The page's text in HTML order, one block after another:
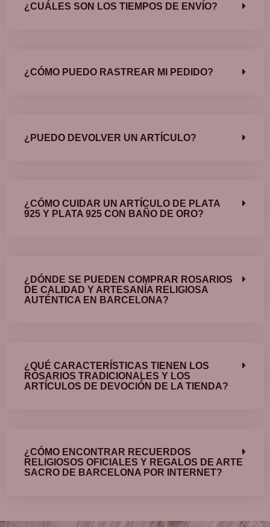
¿CUÁLES SON LOS TIEMPOS DE ENVÍO?
¿CÓMO PUEDO RASTREAR MI PEDIDO?
¿PUEDO DEVOLVER UN ARTÍCULO?
¿CÓMO CUIDAR UN ARTÍCULO DE PLATA
925 Y PLATA 925 CON BAÑO DE ORO?
¿DÓNDE SE PUEDEN COMPRAR ROSARIOS
DE CALIDAD Y ARTESANÍA RELIGIOSA
AUTÉNTICA EN BARCELONA?
¿QUÉ CARACTERÍSTICAS TIENEN LOS
ROSARIOS TRADICIONALES Y LOS
ARTÍCULOS DE DEVOCIÓN DE LA TIENDA?
¿CÓMO ENCONTRAR RECUERDOS
RELIGIOSOS OFICIALES Y REGALOS DE ARTE
SACRO DE BARCELONA POR INTERNET?